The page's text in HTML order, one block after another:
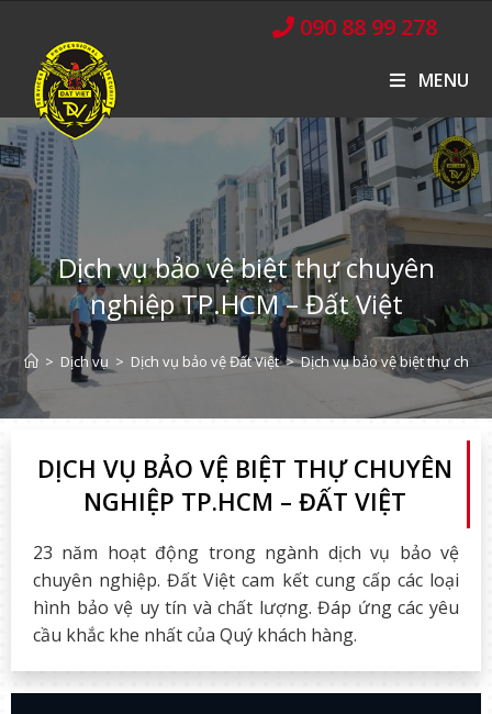
090 88 99 278
MENU
Dịch vụ bảo vệ biệt thự chuyên
nghiệp TP.HCM – Đất Việt
> Dịch vụ > Dịch vụ bảo vệ Đất Việt > Dịch vụ bảo vệ biệt thự
DỊCH VỤ BẢO VỆ BIỆT THỰ CHUYÊN
NGHIỆP TP.HCM – ĐẤT VIỆT
23 năm hoạt động trong ngành dịch vụ bảo vệ
chuyên nghiệp. Đất Việt cam kết cung cấp các loại
hình bảo vệ uy tín và chất lượng. Đáp ứng các yêu
cầu khắc khe nhất của Quý khách hàng.